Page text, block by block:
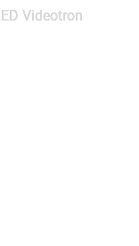
Videotron